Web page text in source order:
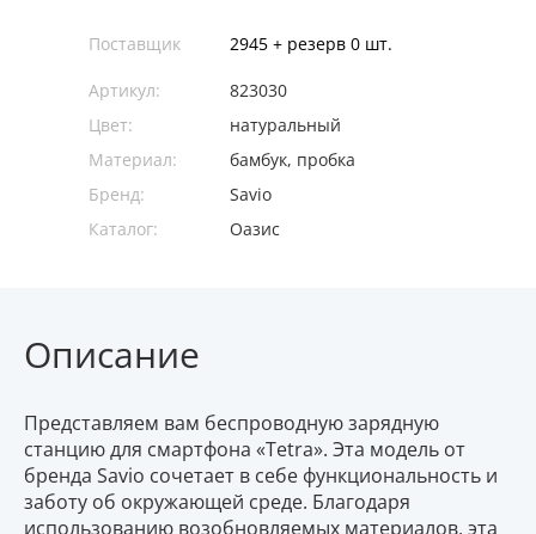
Поставщик 2945 + резерв 0 шт.
Артикул:
823030
Цвет:
натуральный
Материал:
бамбук, пробка
Бренд:
Savio
Каталог:
Оазис
Описание
Представляем вам беспроводную зарядную
станцию для смартфона «Tetra». Эта модель от
бренда Savio сочетает в себе функциональность и
заботу об окружающей среде. Благодаря
использованию возобновляемых материалов, эта